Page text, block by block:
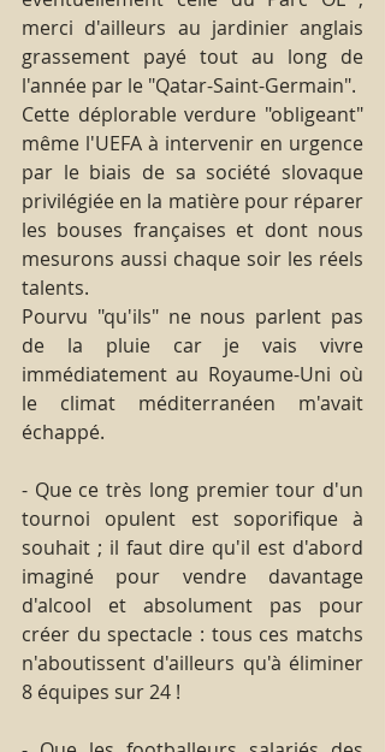
merci d'ailleurs au jardinier anglais
grassement payé tout au long de
l'année par le "Qatar-Saint-Germain".
Cette déplorable verdure "obligeant"
même l'UEFA à intervenir en urgence
par le biais de sa société slovaque
privilégiée en la matière pour réparer
les bouses françaises et dont nous
mesurons aussi chaque soir les réels
talents.
Pourvu "qu'ils" ne nous parlent pas
de la pluie car je vais vivre
immédiatement au Royaume-Uni où
le climat méditerranéen m'avait
échappé.
- Que ce très long premier tour d'un
tournoi opulent est soporifique à
souhait ; il faut dire qu'il est d'abord
imaginé pour vendre davantage
d'alcool et absolument pas pour
créer du spectacle : tous ces matchs
n'aboutissent d'ailleurs qu'à éliminer
8 équipes sur 24 !